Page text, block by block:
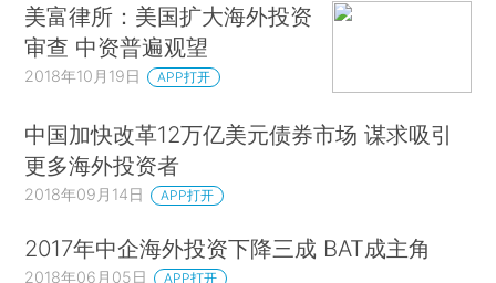
美富律所：美国扩大海外投资
审查 中资普遍观望
2018年10月19日 APP打开
中国加快改革12万亿美元债券市场 谋求吸引
更多海外投资者
2018年09月14日 APP打开
2017年中企海外投资下降三成 BAT成主角
2018年06月05日 APP打开